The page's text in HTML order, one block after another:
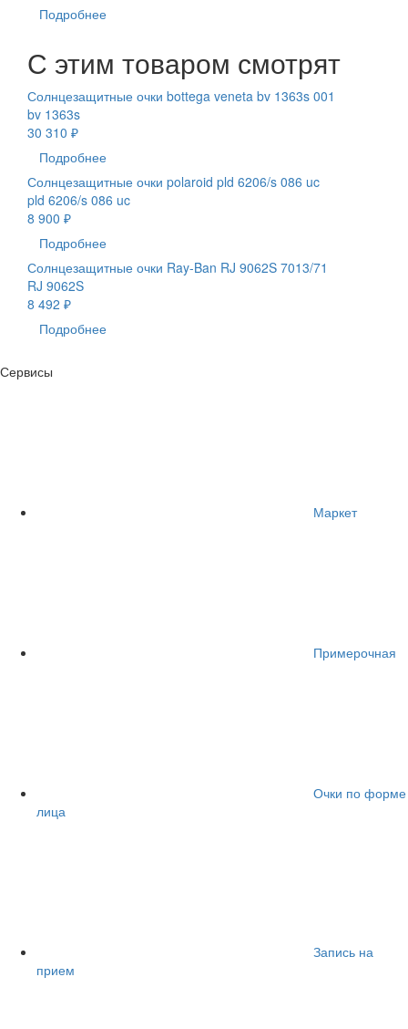
Подробнее
С этим товаром смотрят
Солнцезащитные очки bottega veneta bv 1363s 001
bv 1363s
30 310 ₽
Подробнее
Солнцезащитные очки polaroid pld 6206/s 086 uc
pld 6206/s 086 uc
8 900 ₽
Подробнее
Солнцезащитные очки Ray-Ban RJ 9062S 7013/71
RJ 9062S
8 492 ₽
Подробнее
Сервисы
Маркет
Примерочная
Очки по форме
лица
Запись на
прием